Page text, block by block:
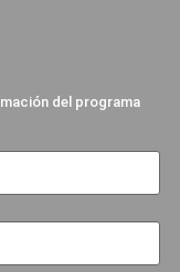
del programa